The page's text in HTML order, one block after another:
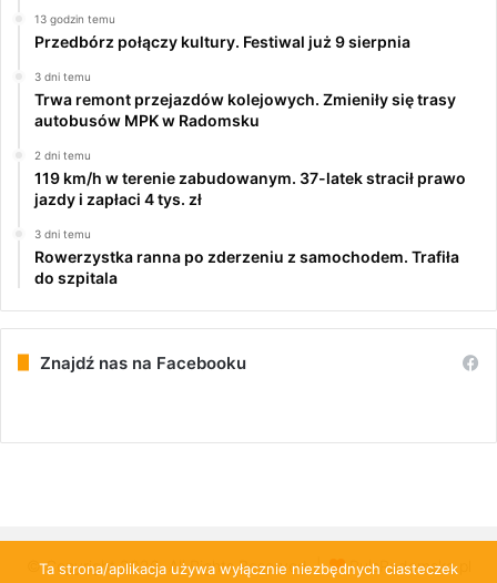
13 godzin temu
Przedbórz połączy kultury. Festiwal już 9 sierpnia
3 dni temu
Trwa remont przejazdów kolejowych. Zmieniły się trasy
autobusów MPK w Radomsku
2 dni temu
119 km/h w terenie zabudowanym. 37-latek stracił prawo
jazdy i zapłaci 4 tys. zł
3 dni temu
Rowerzystka ranna po zderzeniu z samochodem. Trafiła
do szpitala
Znajdź nas na Facebooku
© Copyright 2026, All Rights Reserved | PulsRadomska.pl
Ta strona/aplikacja używa wyłącznie niezbędnych ciasteczek